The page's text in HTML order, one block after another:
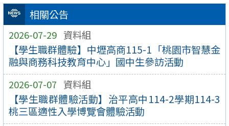
相關公告
2026-07-29 資料組
【學生職群體驗】中壢高商115-1「桃園市智慧金
融與商務科技教育中心」國中生參訪活動
2026-07-07 資料組
【學生職群體驗活動】治平高中114-2學期114-3
桃三區適性入學博覽會體驗活動